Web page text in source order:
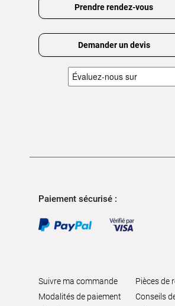
Prendre rendez-vous
Demander un devis
Paiement sécurisé :
Suivre ma commande
Modalités de paiement
Pièces de
Conseils